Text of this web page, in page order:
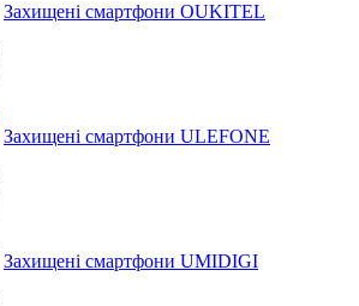
Захищені смартфони OUKITEL
Захищені смартфони ULEFONE
Захищені смартфони UMIDIGI